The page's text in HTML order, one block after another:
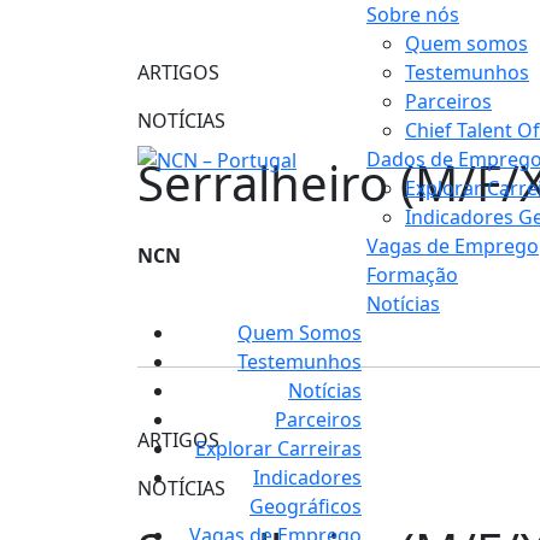
Sobre nós
Quem somos
Testemunhos
Parceiros
Chief Talent
Dados de Emprego
Explorar
Indicadores
Vagas de Emprego
Formação
Notícias
Quem Somos
Testemunhos
Notícias
Parceiros
Explorar Carreiras
Indicadores
Geográficos
ARTIGOS
NOTÍCIAS
Serralheiro (M/F/
NCN
ARTIGOS
NOTÍCIAS